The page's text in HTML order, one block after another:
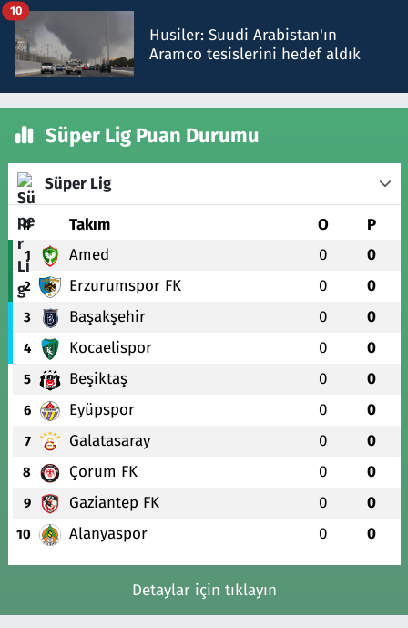
Husiler: Suudi Arabistan'ın
Aramco tesislerini hedef aldık
10
Süper Lig Puan Durumu
Süper Lig
# Takım O P
1 Amed 0 0
2 Erzurumspor FK 0 0
3 Başakşehir 0 0
4 Kocaelispor 0 0
5 Beşiktaş 0 0
6 Eyüpspor 0 0
7 Galatasaray 0 0
8 Çorum FK 0 0
9 Gaziantep FK 0 0
10 Alanyaspor 0 0
Detaylar için tıklayın